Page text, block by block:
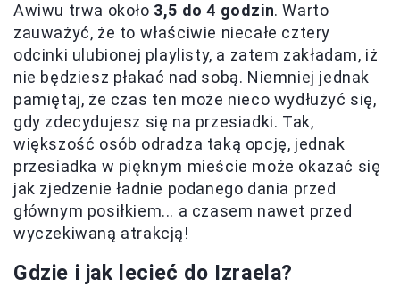
Awiwu trwa około 3,5 do 4 godzin. Warto
zauważyć, że to właściwie niecałe cztery
odcinki ulubionej playlisty, a zatem zakładam, iż
nie będziesz płakać nad sobą. Niemniej jednak
pamiętaj, że czas ten może nieco wydłużyć się,
gdy zdecydujesz się na przesiadki. Tak,
większość osób odradza taką opcję, jednak
przesiadka w pięknym mieście może okazać się
jak zjedzenie ładnie podanego dania przed
głównym posiłkiem... a czasem nawet przed
wyczekiwaną atrakcją!
Gdzie i jak lecieć do Izraela?